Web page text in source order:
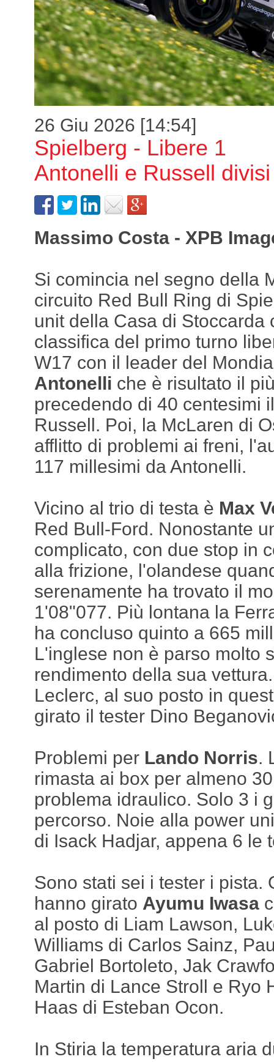
26 Giu 2026 [14:54]
Spielberg - Libere 1
Antonelli e Russell
Massimo Costa - XPB
Si comincia nel segno della
circuito Red Bull Ring di
unit della Casa di Stoccarda
classifica del primo turno
W17 con il leader del
Antonelli che è risultato il
precedendo di 40 centesimi
Russell. Poi, la McLaren di
afflitto di problemi ai freni,
117 millesimi da Antonelli.
Vicino al trio di testa è Max
Red Bull-Ford. Nonostante
complicato, con due stop in
alla frizione, l'olandese
serenamente ha trovato il
1'08"077. Più lontana la
ha concluso quinto a 665
L'inglese non è parso molto
rendimento della sua
Leclerc, al suo posto in
girato il tester Dino
Problemi per Lando Norris.
rimasta ai box per almeno
problema idraulico. Solo 3 i
percorso. Noie alla power
di Isack Hadjar, appena 6 le
Sono stati sei i tester i pista.
hanno girato Ayumu Iwasa
al posto di Liam Lawson,
Williams di Carlos Sainz,
Gabriel Bortoleto, Jak
Martin di Lance Stroll e Ryo
Haas di Esteban Ocon.
In Stiria la temperatura aria